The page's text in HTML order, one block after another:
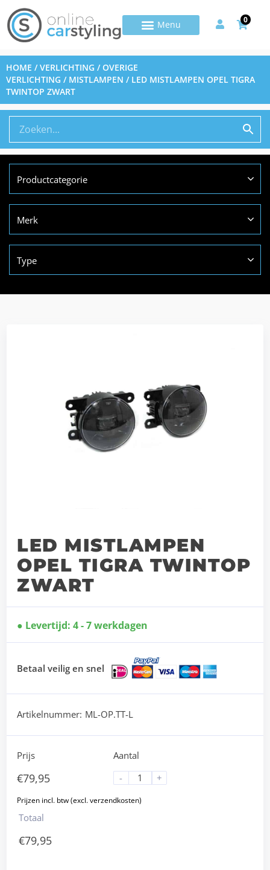
0
HOME /VERLICHTING /OVERIGE
VERLICHTING / MISTLAMPEN / LED MISTLAMPEN OPEL TIGRA
TWINTOP ZWART
Productcategorie
Merk
Type
LED MISTLAMPEN
OPEL TIGRA TWINTOP
ZWART
Levertijd: 4 - 7 werkdagen
Betaal veilig en snel
Artikelnummer: ML-OP.TT-L
Prijs
€79,95
Aantal
-
+
Totaal
€79,95